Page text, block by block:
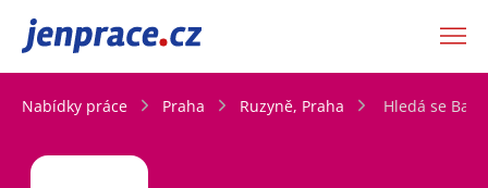
JenPráce.cz
Nabídky práce Praha Ruzyně, Praha Hledá se